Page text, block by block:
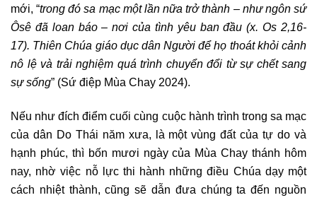
mới, “trong đó sa mạc một lần nữa trở thành – như ngôn sứ
Ôsê đã loan báo – nơi của tình yêu ban đầu (x. Os 2,16-
17). Thiên Chúa giáo dục dân Người để họ thoát khỏi cảnh
nô lệ và trải nghiệm quá trình chuyển đổi từ sự chết sang
sự sống” (Sứ điệp Mùa Chay 2024).
Nếu như đích điểm cuối cùng cuộc hành trình trong sa mạc
của dân Do Thái năm xưa, là một vùng đất của tự do và
hạnh phúc, thì bốn mươi ngày của Mùa Chay thánh hôm
nay, nhờ việc nỗ lực thi hành những điều Chúa dạy một
cách nhiệt thành, cũng sẽ dẫn đưa chúng ta đến nguồn